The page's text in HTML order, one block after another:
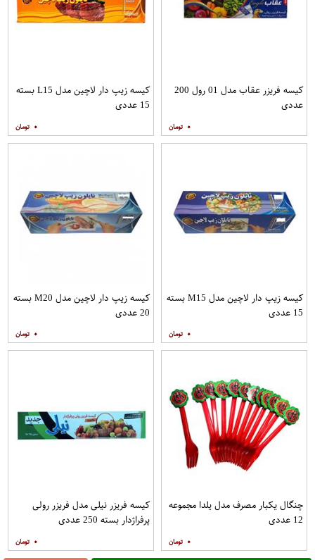
کیسه فریزر عقاب مدل 01 رول 200
عددی
۰
کیسه زیپ دار لاچین مدل L15 بسته
15 عددی
۰
کیسه زیپ دار لاچین مدل M15 بسته
15 عددی
۰
کیسه زیپ دار لاچین مدل M20 بسته
20 عددی
۰
چنگال یکبار مصرف مدل یلدا مجموعه
12 عددی
۰
کیسه فریزر نیلی مدل فریزر رولی
پرفراژدار بسته 250 عددی
۰